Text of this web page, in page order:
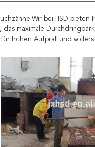
bei HSD bieten
maximale
hohen Aufprall und